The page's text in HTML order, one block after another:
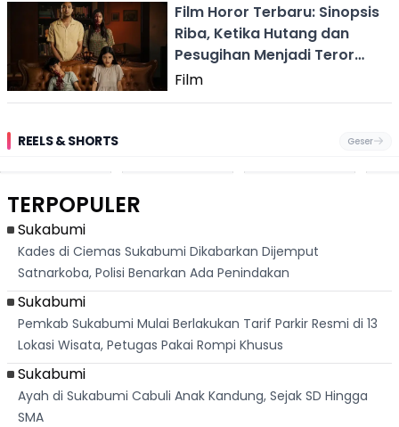
Film Horor Terbaru: Sinopsis
Riba, Ketika Hutang dan
Pesugihan Menjadi Teror
Paling Mematikan
Film
REELS & SHORTS Geser
Pantai
Dari
Palabuhanratu
TERPOPULER
Sukabumi
Kades di Ciemas Sukabumi Dikabarkan Dijemput
Satnarkoba, Polisi Benarkan Ada Penindakan
Sukabumi
Pemkab Sukabumi Mulai Berlakukan Tarif Parkir Resmi di 13
Lokasi Wisata, Petugas Pakai Rompi Khusus
Sukabumi
Ayah di Sukabumi Cabuli Anak Kandung, Sejak SD Hingga
SMA